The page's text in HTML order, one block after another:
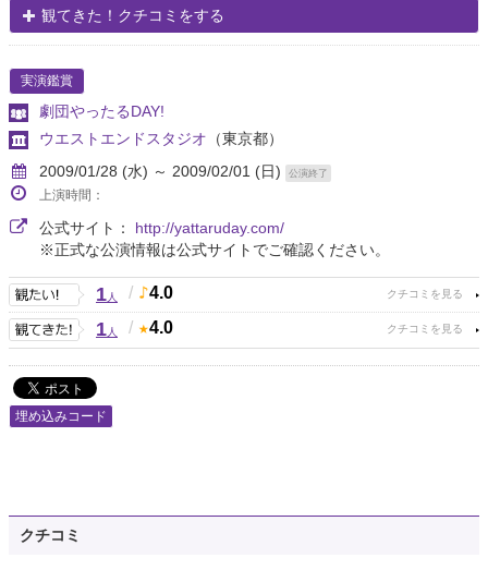
観てきた！クチコミをする
実演鑑賞
劇団やったるDAY!
ウエストエンドスタジオ （東京都）
2009/01/28 (水) ～ 2009/02/01 (日)
公演終了
上演時間：
公式サイト： http://yattaruday.com/
※正式な公演情報は公式サイトでご確認ください。
1人 / 4.0
1人 / 4.0
埋め込みコード
クチコミ